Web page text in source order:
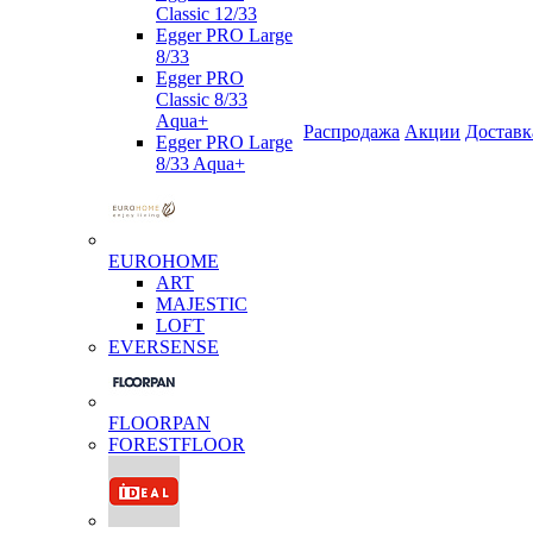
Classic 12/33
Egger PRO Large
8/33
Egger PRO
Classic 8/33
Aqua+
Egger PRO Large
8/33 Aqua+
EUROHOME
ART
MAJESTIC
LOFT
EVERSENSE
FLOORPAN
FORESTFLOOR
Распродажа Акции